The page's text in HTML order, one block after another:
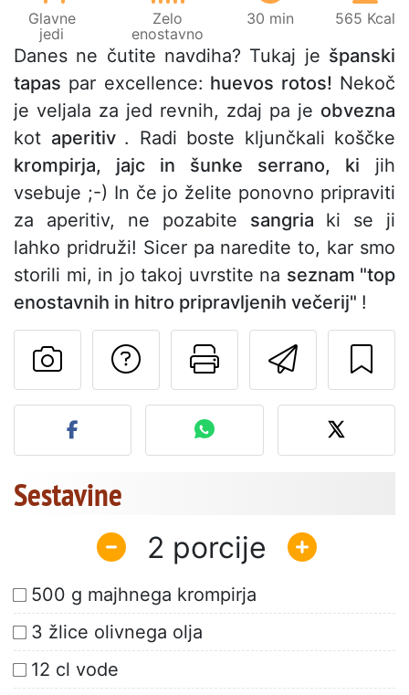
Glavne
jedi
Zelo
enostavno
30 min 565 Kcal
Danes ne čutite navdiha? Tukaj je španski
tapas par excellence: huevos rotos! Nekoč
je veljala za jed revnih, zdaj pa je obvezna
kot aperitiv . Radi boste kljunčkali koščke
krompirja, jajc in šunke serrano, ki jih
vsebuje ;-) In če jo želite ponovno pripraviti
za aperitiv, ne pozabite sangria ki se ji
lahko pridruži! Sicer pa naredite to, kar smo
storili mi, in jo takoj uvrstite na seznam "top
enostavnih in hitro pripravljenih večerij" !
Pošlji
Natisni to
Postavite
Objavite svojo fotografijo
Sestavine
2
500 g majhnega krompirja
3 žlice olivnega olja
12 cl vode